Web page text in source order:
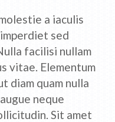
a iaculis
sed
facilisi nullam
vitae. Elementum
diam quam nulla
neque
Sit amet